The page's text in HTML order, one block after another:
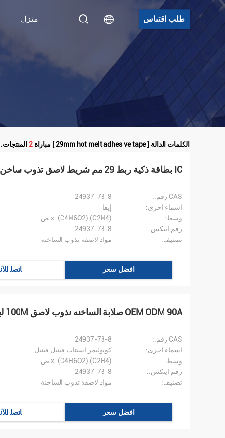
منزل طلب اقتباس
الكلمات الدالة [ 29mm hot melt adhesive tape ] مباراة 2 المنتجات.
IC بطاقة ذكية ربط 29 مم شريط لاصق تذوب ساخن 100 متر / لفات
CAS رقم.:
24937-78-8
اسماء اخرى:
إيفا
وسط:
(C2H4) x. (C4H6O2) ص
رقم اينكس.:
24937-78-8
تصنيف:
مواد لاصقة تذوب الساخنة
افضل سعر ﺎﺘﺼﻟ ﺍﻶﻧ
OEM ODM 90A صلابة الساخنه نذوب لاصق 100M لبطاقة IC
CAS رقم.:
24937-78-8
اسماء اخرى:
كوبوليمر اسيتات فينيل فينيل
وسط:
(C2H4) x. (C4H6O2) ص
رقم اينكس.:
24937-78-8
تصنيف:
مواد لاصقة تذوب الساخنة
افضل سعر ﺎﺘﺼﻟ ﺍﻶﻧ